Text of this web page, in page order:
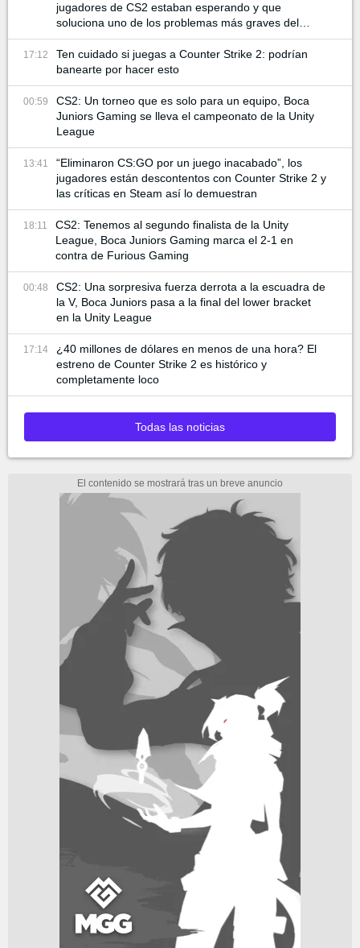
jugadores de CS2 estaban esperando y que
soluciona uno de los problemas más graves del
juego
17:12
Ten cuidado si juegas a Counter Strike 2: podrían
banearte por hacer esto
00:59
CS2: Un torneo que es solo para un equipo, Boca
Juniors Gaming se lleva el campeonato de la Unity
League
13:41
“Eliminaron CS:GO por un juego inacabado”, los
jugadores están descontentos con Counter Strike 2 y
las críticas en Steam así lo demuestran
18:11
CS2: Tenemos al segundo finalista de la Unity
League, Boca Juniors Gaming marca el 2-1 en
contra de Furious Gaming
00:48
CS2: Una sorpresiva fuerza derrota a la escuadra de
la V, Boca Juniors pasa a la final del lower bracket
en la Unity League
17:14
¿40 millones de dólares en menos de una hora? El
estreno de Counter Strike 2 es histórico y
completamente loco
Todas las noticias